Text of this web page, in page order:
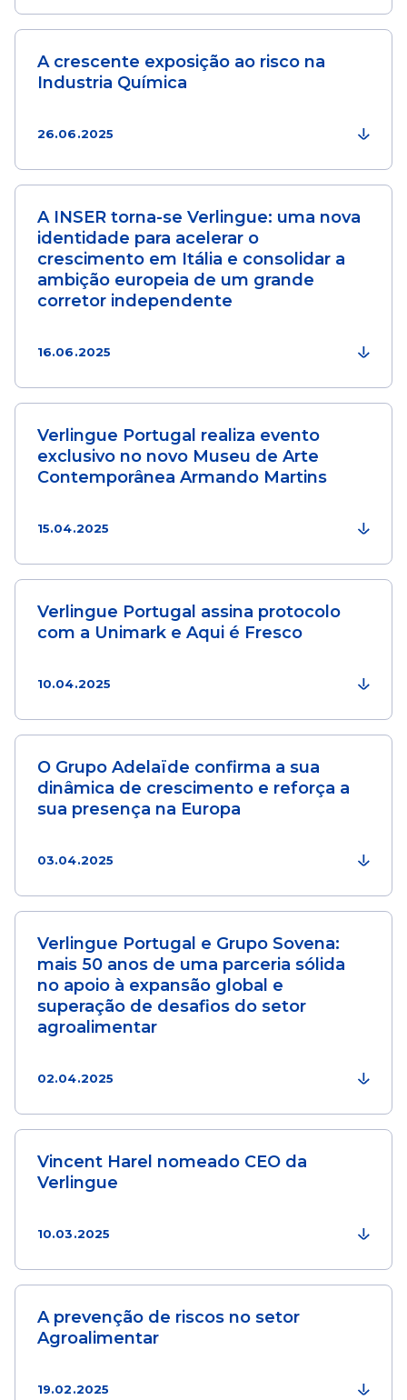
A crescente exposição ao risco na
Industria Química
26.06.2025
A INSER torna-se Verlingue: uma nova
identidade para acelerar o
crescimento em Itália e consolidar a
ambição europeia de um grande
corretor independente
16.06.2025
Verlingue Portugal realiza evento
exclusivo no novo Museu de Arte
Contemporânea Armando Martins
15.04.2025
Verlingue Portugal assina protocolo
com a Unimark e Aqui é Fresco
10.04.2025
O Grupo Adelaïde confirma a sua
dinâmica de crescimento e reforça a
sua presença na Europa
03.04.2025
Verlingue Portugal e Grupo Sovena:
mais 50 anos de uma parceria sólida
no apoio à expansão global e
superação de desafios do setor
agroalimentar
02.04.2025
Vincent Harel nomeado CEO da
Verlingue
10.03.2025
A prevenção de riscos no setor
Agroalimentar
19.02.2025